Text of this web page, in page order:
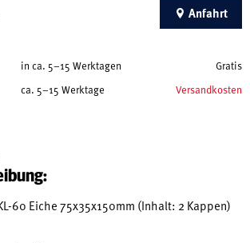
Anfahrt
in ca. 5–15 Werktagen Gratis
ca. 5–15 Werktage Versandkosten
60 Eiche 75x35x150mm (Inhalt: 2 Kappen)